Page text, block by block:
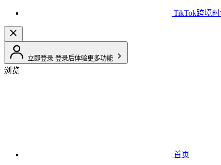
TikTok跨境
立即登录 登录后体验更多功能
浏览
首页